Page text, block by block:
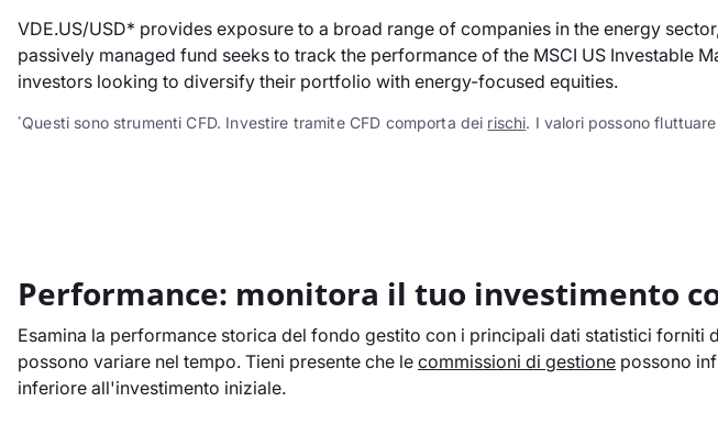
VDE.US/USD* provides exposure to a broad range of companies in the energy
passively managed fund seeks to track the performance of the MSCI US
investors looking to diversify their portfolio with energy-focused equities.
* Questi sono strumenti CFD. Investire tramite CFD comporta dei rischi. I valori possono
Performance: monitora il tuo investimento
Esamina la performance storica del fondo gestito con i principali dati statistici
possono variare nel tempo. Tieni presente che le commissioni di gestione possono
inferiore all'investimento iniziale.